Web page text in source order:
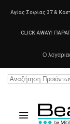
Αγίας Σοφίας 37 &
CLICK AWAY!
Ο
Search